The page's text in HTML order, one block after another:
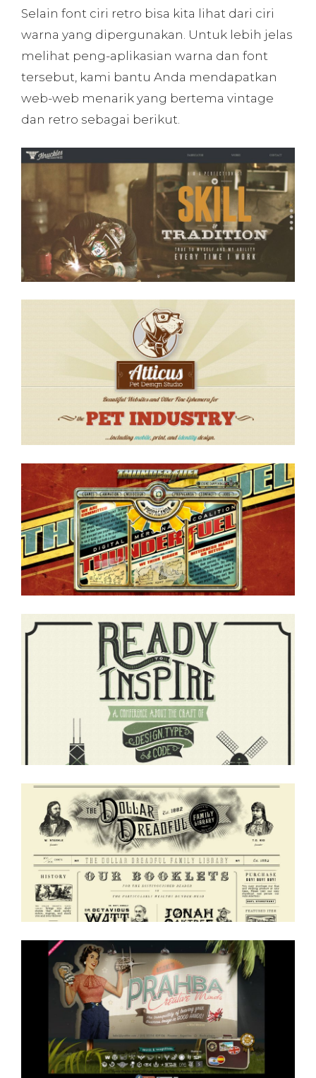
Selain font ciri retro bisa kita lihat dari ciri
warna yang dipergunakan. Untuk lebih jelas
melihat peng-aplikasian warna dan font
tersebut, kami bantu Anda mendapatkan
web-web menarik yang bertema vintage
dan retro sebagai berikut.